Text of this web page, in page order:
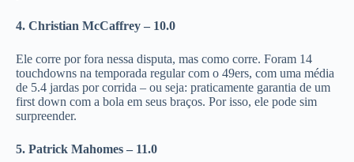
4. Christian McCaffrey – 10.0
Ele corre por fora nessa disputa, mas como corre. Foram 14
touchdowns na temporada regular com o 49ers, com uma média
de 5.4 jardas por corrida – ou seja: praticamente garantia de um
first down com a bola em seus braços. Por isso, ele pode sim
surpreender.
5. Patrick Mahomes – 11.0